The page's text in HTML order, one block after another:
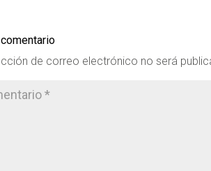
de correo electrónico no será